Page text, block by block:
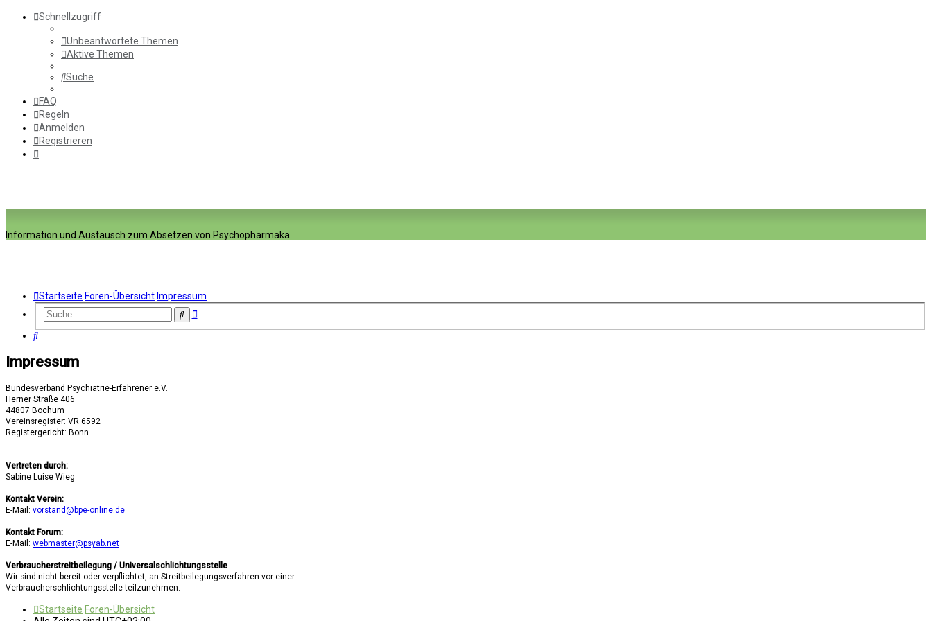
Schnellzugriff
Unbeantwortete Themen
Aktive Themen
Suche
FAQ
Regeln
Anmelden
Registrieren
Information und Austausch zum Absetzen von Psychopharmaka
Startseite Foren-Übersicht Impressum
SucheErweiterte
Suche
Impressum
Bundesverband Psychiatrie-Erfahrener e.V.
Herner Straße 406
44807 Bochum
Vereinsregister: VR 6592
Registergericht: Bonn
Vertreten durch:
Sabine Luise Wieg
Kontakt Verein:
E-Mail: vorstand@bpe-online.de
Kontakt Forum:
E-Mail: webmaster@psyab.net
Verbraucherstreitbeilegung / Universalschlichtungsstelle
Wir sind nicht bereit oder verpflichtet, an Streitbeilegungsverfahren vor einer
Verbraucherschlichtungsstelle teilzunehmen.
Startseite Foren-Übersicht